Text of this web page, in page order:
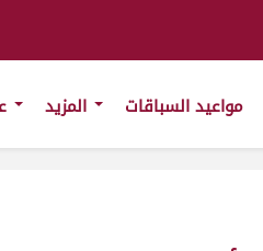
مواعيد السباقات